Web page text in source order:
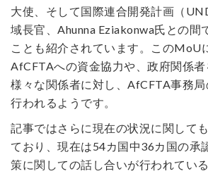
大使、そして国際連合開発計画（
域長官、Ahunna Eziakonwa氏との間
ことも紹介されています。このMoU
AfCFTAへの資金協力や、政府関係
様々な関係者に対し、AfCFTA事務
行われるようです。
記事ではさらに現在の状況に関して
ており、現在は54カ国中36カ国の承
策に関しての話し合いが行われてい